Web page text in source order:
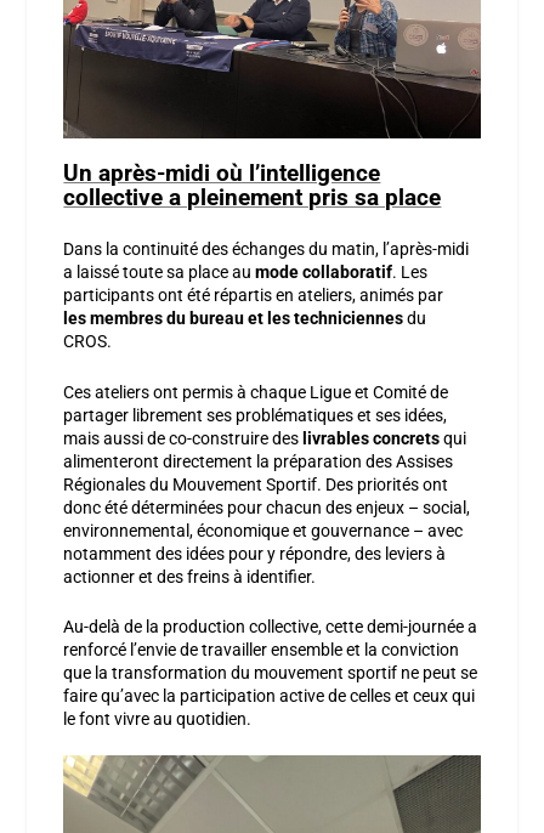
Un après-midi où l’intelligence
collective a pleinement pris sa place
Dans la continuité des échanges du matin, l’après-midi
a laissé toute sa place aumode collaboratif. Les
participants ont été répartis en ateliers, animés par
lesmembresdu bureau et les techniciennesdu
CROS.
Ces ateliers ont permis à chaque Ligue et Comité de
partager librement ses problématiques et ses idées,
mais aussi de co-construire des livrables concretsqui
alimenteront directement la préparation des Assises
Régionales du Mouvement Sportif. Des priorités ont
donc été déterminées pour chacun des enjeux – social,
environnemental, économique et gouvernance – avec
notamment des idées pour y répondre, des leviers à
actionner et des freins à identifier.
Au-delà de la production collective, cette demi-journée a
renforcé l’envie de travailler ensemble et la conviction
que la transformation du mouvement sportif ne peut se
faire qu’avec la participation active de celles et ceux qui
le font vivre au quotidien.